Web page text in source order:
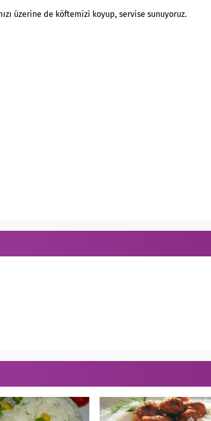
üzerine de köftemizi koyup, servise sunuyoruz.